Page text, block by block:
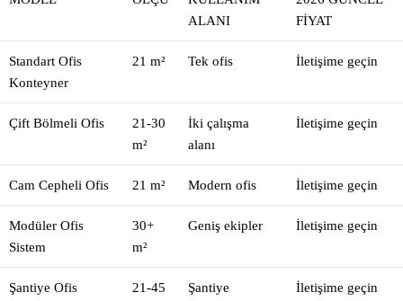
ALANI
FIYAT
Standart Ofis
Konteyner
21 m² Tek ofis İletişime geçin
Çift Bölmeli Ofis
21-30
m²
İki çalışma
alanı
İletişime geçin
Cam Cepheli Ofis 21 m² Modern ofis İletişime geçin
Modüler Ofis
Sistem
30+
m²
Geniş ekipler İletişime geçin
Şantiye Ofis
21-45
Şantiye
İletişime geçin